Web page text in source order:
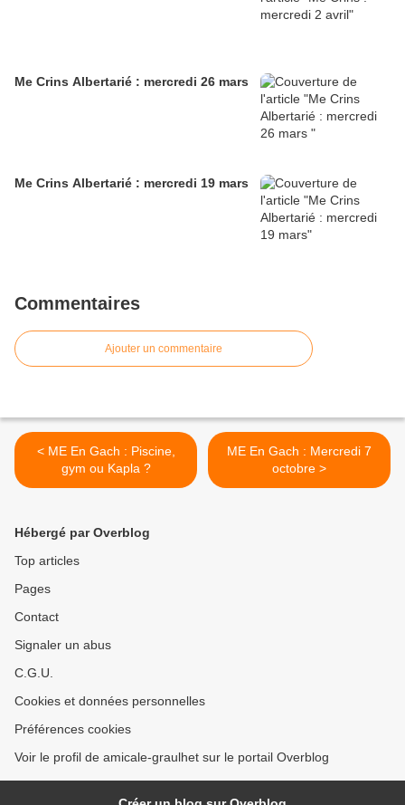
Me Crins Albertarié : mercredi 26 mars
Me Crins Albertarié : mercredi 19 mars
Commentaires
Ajouter un commentaire
< ME En Gach : Piscine,
gym ou Kapla ?
ME En Gach : Mercredi 7
octobre >
Hébergé par Overblog
Top articles
Pages
Contact
Signaler un abus
C.G.U.
Cookies et données personnelles
Préférences cookies
Voir le profil de amicale-graulhet sur le portail Overblog